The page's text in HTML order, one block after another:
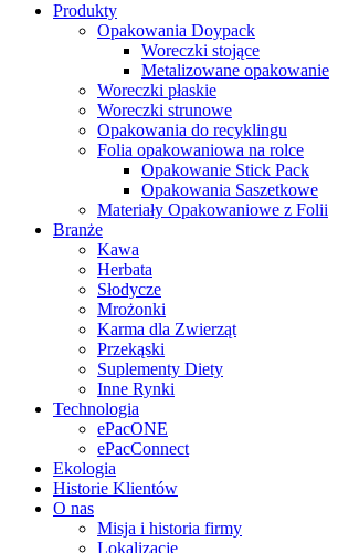
Produkty
Opakowania Doypack
Woreczki stojące
Metalizowane opakowanie
Woreczki płaskie
Woreczki strunowe
Opakowania do recyklingu
Folia opakowaniowa na rolce
Opakowanie Stick Pack
Opakowania Saszetkowe
Materiały Opakowaniowe z Folii
Branże
Kawa
Herbata
Słodycze
Mrożonki
Karma dla Zwierząt
Przekąski
Suplementy Diety
Inne Rynki
Technologia
ePacONE
ePacConnect
Ekologia
Historie Klientów
O nas
Misja i historia firmy
Lokalizacje